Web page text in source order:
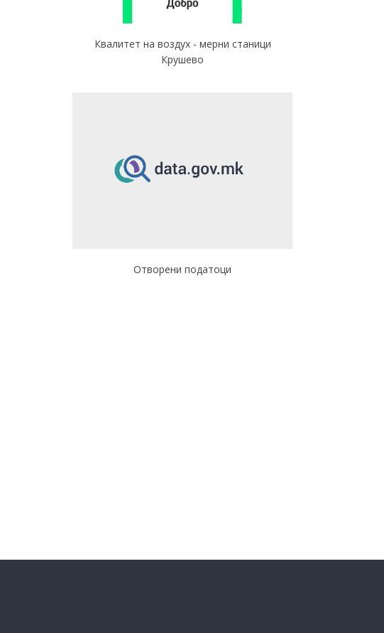
Квалитет на воздух - мерни станици
Крушево
Отворени податоци